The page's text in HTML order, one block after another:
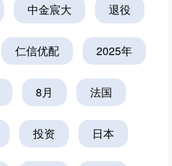
中金宸大 退役
仁信优配 2025年
8月 法国
投资 日本